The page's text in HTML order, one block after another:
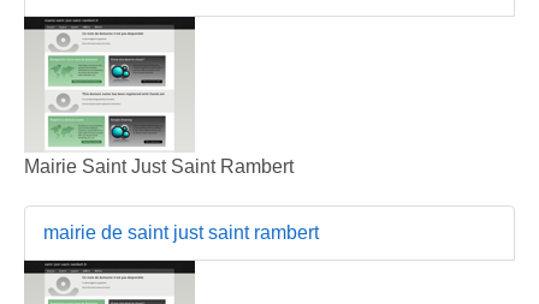
Mairie Saint Just Saint Rambert
mairie de saint just saint rambert